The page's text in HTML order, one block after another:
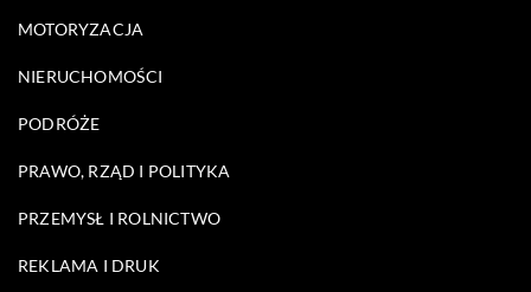
MOTORYZACJA
NIERUCHOMOŚCI
PODRÓŻE
PRAWO, RZĄD I POLITYKA
PRZEMYSŁ I ROLNICTWO
REKLAMA I DRUK